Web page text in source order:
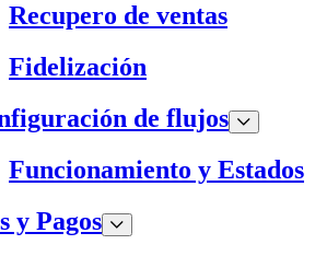
Recupero de ventas
Fidelización
de flujos
Funcionamiento y Estados
y Pagos